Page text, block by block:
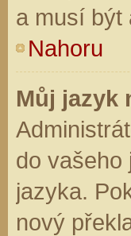
a musí být
Nahoru
Můj jazyk
do vašeho
jazyka.
nový